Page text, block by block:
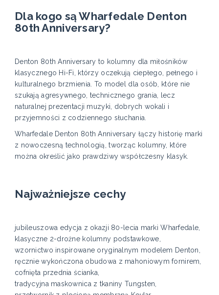
Dla kogo są Wharfedale Denton
80th Anniversary?
Denton 80th Anniversary to kolumny dla miłośników
klasycznego Hi-Fi, którzy oczekują ciepłego, pełnego i
kulturalnego brzmienia. To model dla osób, które nie
szukają agresywnego, technicznego grania, lecz
naturalnej prezentacji muzyki, dobrych wokali i
przyjemności z codziennego słuchania.
Wharfedale Denton 80th Anniversary łączy historię marki
z nowoczesną technologią, tworząc kolumny, które
można określić jako prawdziwy współczesny klasyk.
Najważniejsze cechy
jubileuszowa edycja z okazji 80-lecia marki Wharfedale,
klasyczne 2-drożne kolumny podstawkowe,
wzornictwo inspirowane oryginalnym modelem Denton,
ręcznie wykończona obudowa z mahoniowym fornirem,
cofnięta przednia ścianka,
tradycyjna maskownica z tkaniny Tungsten,